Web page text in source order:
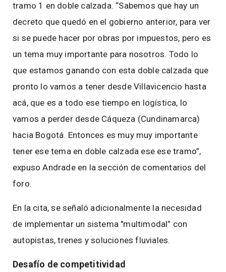
tramo 1 en doble calzada. “Sabemos que hay un
decreto que quedó en el gobierno anterior, para ver
si se puede hacer por obras por impuestos, pero es
un tema muy importante para nosotros. Todo lo
que estamos ganando con esta doble calzada que
pronto lo vamos a tener desde Villavicencio hasta
acá, que es a todo ese tiempo en logística, lo
vamos a perder desde Cáqueza (Cundinamarca)
hacia Bogotá. Entonces es muy muy importante
tener ese tema en doble calzada ese ese tramo”,
expuso Andrade en la sección de comentarios del
foro.
En la cita, se señaló adicionalmente la necesidad
de implementar un sistema "multimodal” con
autopistas, trenes y soluciones fluviales.
Desafío de competitividad